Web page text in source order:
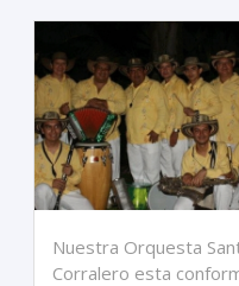
Nuestra Orquesta
Corralero esta